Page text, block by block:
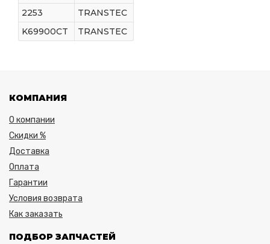
2253
TRANSTEC
K69900CT
TRANSTEC
КОМПАНИЯ
О компании
Скидки %
Доставка
Оплата
Гарантии
Условия возврата
Как заказать
ПОДБОР ЗАПЧАСТЕЙ